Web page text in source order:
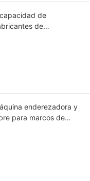
de
de
enderezadora y
para marcos de